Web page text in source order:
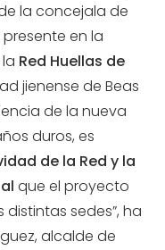
la concejala de
en la
Red Huellas de
jienense de Beas
de la nueva
duros, es
de la Red y la
que el proyecto
distintas sedes”, ha
alcalde de